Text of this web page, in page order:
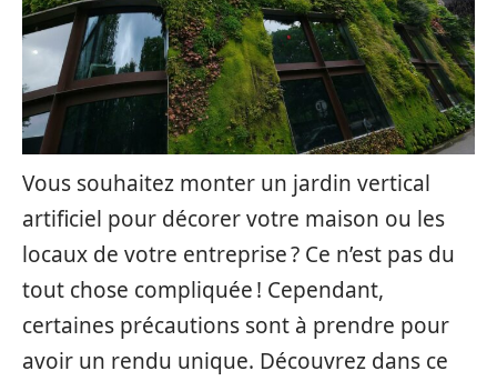
Vous souhaitez monter un jardin vertical
artificiel pour décorer votre maison ou les
locaux de votre entreprise ? Ce n’est pas du
tout chose compliquée ! Cependant,
certaines précautions sont à prendre pour
avoir un rendu unique. Découvrez dans ce